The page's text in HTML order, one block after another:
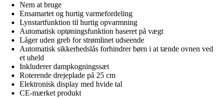
Nem at bruge
Ensamartet og hurtig varmefordeling
Lynstartfunktion til hurtig opvarmning
Automatisk optøningsfunktion baseret på vægt
Låger uden greb for strømlinet udseende
Automatisk sikkerhedslås forhindrer børn i at tænde ovnen ved
et uheld
Inkluderer dampkogningssæt
Roterende drejeplade på 25 cm
Elektronisk display med hvide tal
CE-mærket produkt